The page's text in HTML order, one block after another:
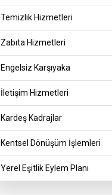
Temizlik Hizmetleri
Zabıta Hizmetleri
Engelsiz Karşıyaka
İletişim Hizmetleri
Kardeş Kadrajlar
Kentsel Dönüşüm İşlemleri
Yerel Eşitlik Eylem Planı